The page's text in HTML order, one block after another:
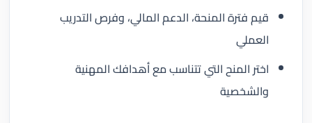
قيم فترة المنحة، الدعم المالي، وفرص التدريب
العملي
اختر المنح التي تتناسب مع أهدافك المهنية
والشخصية